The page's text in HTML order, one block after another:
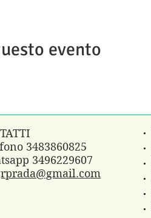
evento
3483860825
3496229607